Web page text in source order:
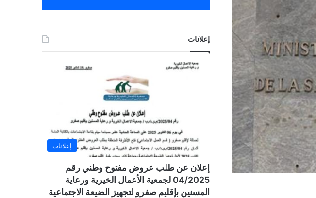
إعلانات
إعلانات
إعلان عن طلب عروض مفتوح وطني رقم
04/2025 لجمعية الأعمال الخيرية ورعاية
المسنين بإقليم صفرو لتجهيز الضيعة الاجتماعية